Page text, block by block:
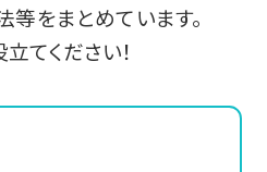
等をまとめています。
てください！